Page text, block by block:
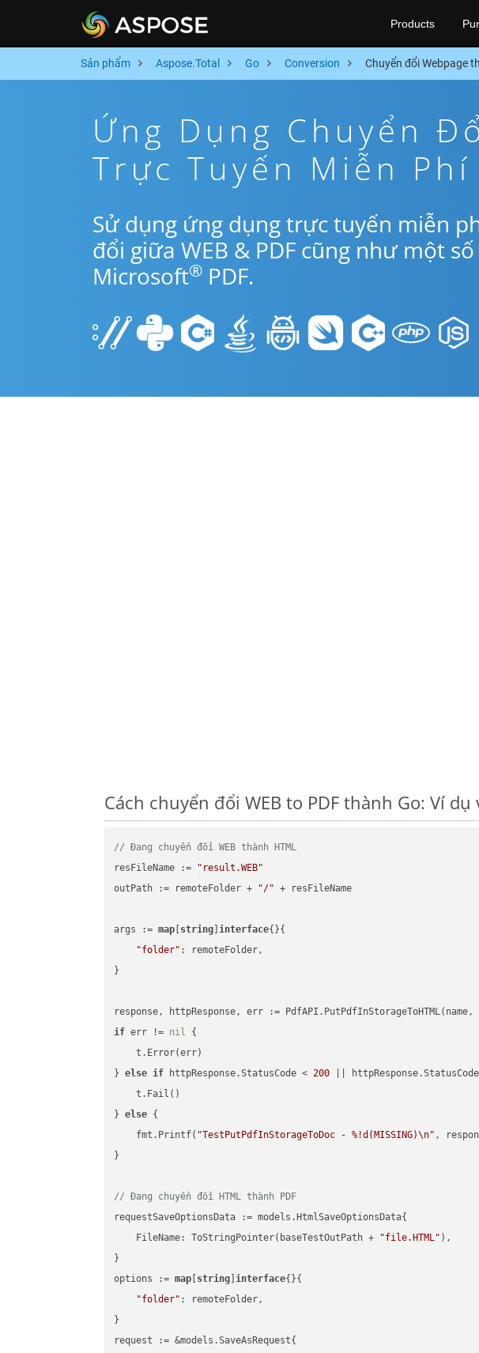
Products
Sản phẩm Aspose.Total Go Conversion Chuyển đổi Webpage
Ứng Dụng Chuyển
Trực Tuyến Miễn Phí
Sử dụng ứng dụng trực tuyến miễn
đổi giữa WEB & PDF cũng như một
Microsoft® PDF.
Cách chuyển đổi WEB to PDF thành Go: Ví
// Đang chuyển đổi WEB thành HTML
resFileName :=
"result.WEB"
outPath := remoteFolder +
"/" + resFileName
args := map string ]interface{}{
"folder" : remoteFolder,
}
if err != nil {
    t.Error(err)
} else if httpResponse.StatusCode < 200 ||
    t.Fail()
} else {
    fmt.Printf(
"TestPutPdfInStorageToDoc - %!d(MISSING)\n" ,
}
// Đang chuyển đổi HTML thành PDF
requestSaveOptionsData := models.HtmlSaveOptionsData{
    FileName: ToStringPointer(baseTestOutPath +
"file.HTML" ),
}
options := map string ]interface{}{
"folder" : remoteFolder,
}
request := &models.SaveAsRequest{